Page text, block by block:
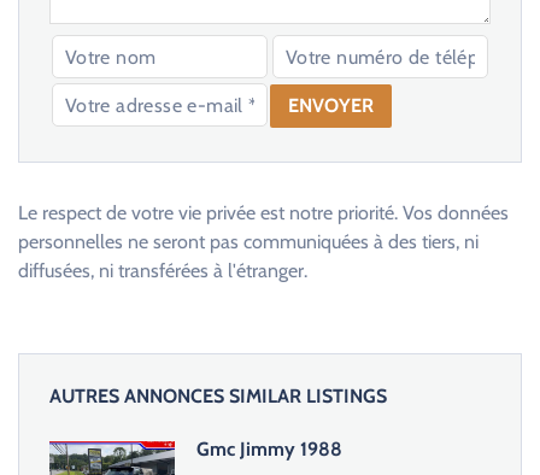
a
s
Le respect de votre vie privée est notre priorité. Vos données
personnelles ne seront pas communiquées à des tiers, ni
diffusées, ni transférées à l'étranger.
AUTRES ANNONCES SIMILAR LISTINGS
Gmc Jimmy 1988